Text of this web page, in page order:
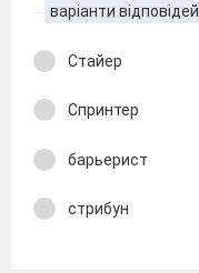
варіанти відповідей
Стайер
Спринтер
барьерист
стрибун